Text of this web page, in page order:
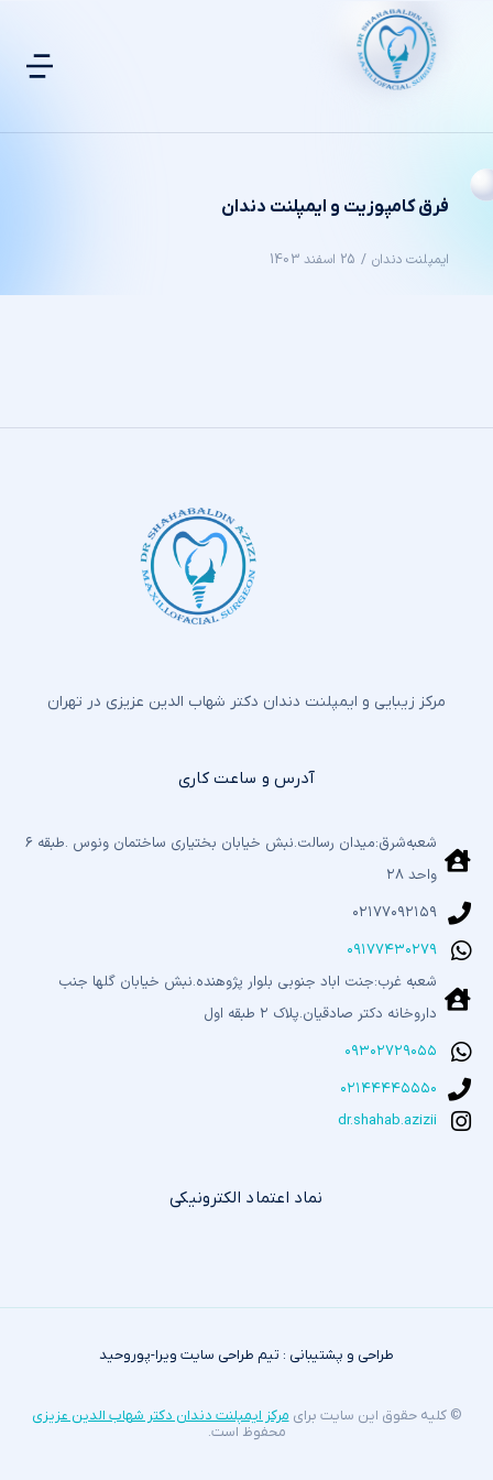
فرق کامپوزیت و ایمپلنت دندان
ایمپلنت دندان 25 اسفند 1403
مرکز زیبایی و ایمپلنت دندان دکتر شهاب الدین عزیزی در تهران
آدرس و ساعت کاری
شعبه‌شرق:میدان رسالت.نبش خیابان بختیاری‌ ساختمان ونوس .طبقه ۶
واحد ۲۸
۰۲۱۷۷۰۹۲۱۵۹
۰۹۱۷۷۴۳۰۲۷۹
شعبه غرب:جنت اباد جنوبی بلوار پژوهنده.نبش خیابان گلها جنب
داروخانه دکتر صادقیان.پلاک ۲ طبقه اول
۰۹۳۰۲۷۲۹۰۵۵
۰۲۱۴۴۴۴۵۵۵۰
dr.shahab.azizii
نماد اعتماد الکترونیکی
© کلیه حقوق این سایت برای مرکز ایمپلنت دندان دکتر شهاب الدین عزیزی
محفوظ است.
طراحی و پشتیبانی : تیم طراحی سایت ویرا-پوروحید